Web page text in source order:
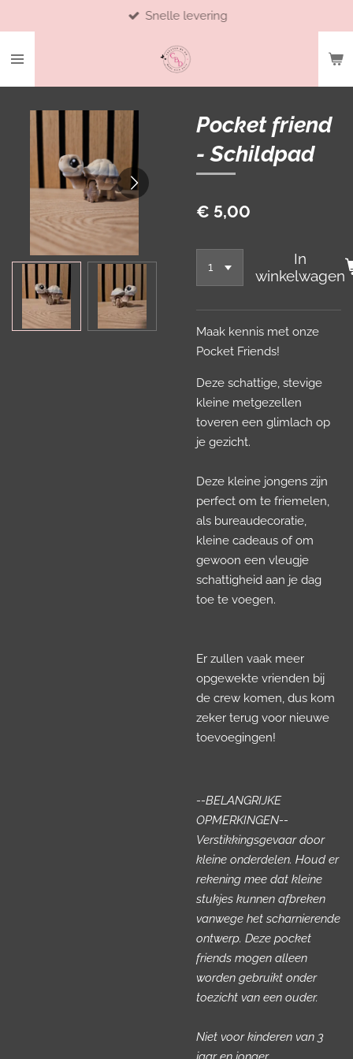
naar
Snelle levering
Pocket friend
- Schildpad
€ 5,00
In
winkelwagen
Maak kennis met onze
Pocket Friends!
Deze schattige, stevige
kleine metgezellen
toveren een glimlach op
je gezicht.
Deze kleine jongens zijn
perfect om te friemelen,
als bureaudecoratie,
kleine cadeaus of om
gewoon een vleugje
schattigheid aan je dag
toe te voegen.
Er zullen vaak meer
opgewekte vrienden bij
de crew komen, dus kom
zeker terug voor nieuwe
toevoegingen!
--BELANGRIJKE
OPMERKINGEN--
Verstikkingsgevaar door
kleine onderdelen. Houd er
rekening mee dat kleine
stukjes kunnen afbreken
vanwege het scharnierende
ontwerp. Deze pocket
friends mogen alleen
worden gebruikt onder
toezicht van een ouder.
Niet voor kinderen van 3